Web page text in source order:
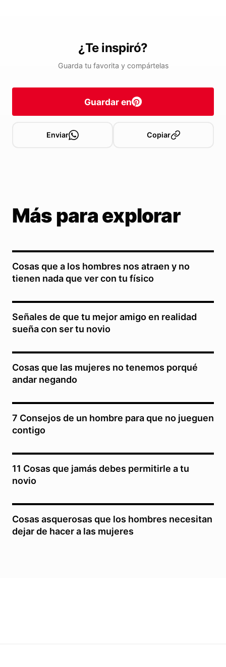
¿Te inspiró?
Guarda tu favorita y compártelas
Guardar en
Enviar Copiar
Más para explorar
Cosas que a los hombres nos atraen y no
tienen nada que ver con tu físico
Señales de que tu mejor amigo en realidad
sueña con ser tu novio
Cosas que las mujeres no tenemos porqué
andar negando
7 Consejos de un hombre para que no jueguen
contigo
11 Cosas que jamás debes permitirle a tu
novio
Cosas asquerosas que los hombres necesitan
dejar de hacer a las mujeres